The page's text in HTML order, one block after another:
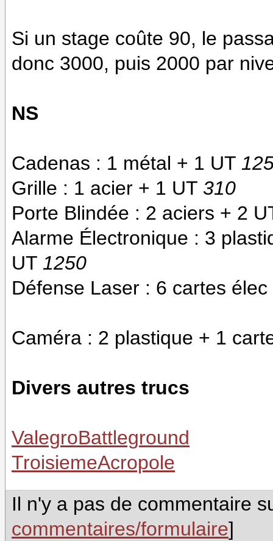
Si un stage coûte 90, le
donc 3000, puis 2000 par
NS
Cadenas : 1 métal + 1 UT
Grille : 1 acier + 1 UT 310
Porte Blindée : 2 aciers + 2
Alarme Électronique : 3
UT 1250
Défense Laser : 6 cartes
Caméra : 2 plastique + 1
Divers autres trucs
ValegroBattleground
TroisiemeAcropole
Il n'y a pas de commentaire
commentaires/formulaire]